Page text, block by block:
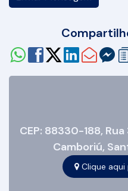
CEP: 88330-188,
Camboriú,
Clique aqui